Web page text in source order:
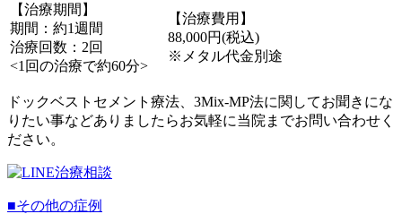
【治療期間】
期間：約1週間
治療回数：2回
<1回の治療で約60分>
【治療費用】
88,000円(税込)
※メタル代金別途
ドックベストセメント療法、3Mix-MP法に関してお聞きにな
りたい事などありましたらお気軽に当院までお問い合わせく
ださい。
■その他の症例